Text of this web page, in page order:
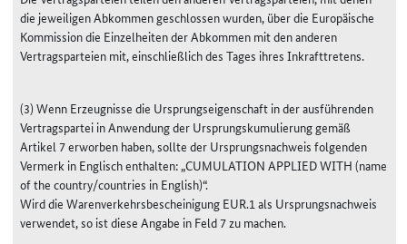
die jeweiligen Abkommen geschlossen wurden, über die Europäische
Kommission die Einzelheiten der Abkommen mit den anderen
Vertragsparteien mit, einschließlich des Tages ihres Inkrafttretens.
(3) Wenn Erzeugnisse die Ursprungseigenschaft in der ausführenden
Vertragspartei in Anwendung der Ursprungskumulierung gemäß
Artikel 7 erworben haben, sollte der Ursprungsnachweis folgenden
Vermerk in Englisch enthalten: „CUMULATION APPLIED WITH (name
of the country/countries in English)“.
Wird die Warenverkehrsbescheinigung EUR.1 als Ursprungsnachweis
verwendet, so ist diese Angabe in Feld 7 zu machen.